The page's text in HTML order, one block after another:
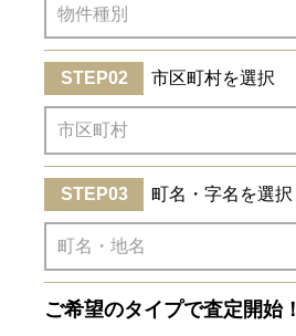
市区町村を選択
町名・字名を選択
ご希望のタイプで査定開始！